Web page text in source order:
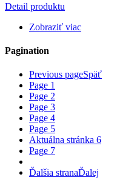
Detail produktu
Zobraziť viac
Pagination
Previous pageSpäť
Page 1
Page 2
Page 3
Page 4
Page 5
Aktuálna stránka 6
Page 7
Ďalšia stranaĎalej